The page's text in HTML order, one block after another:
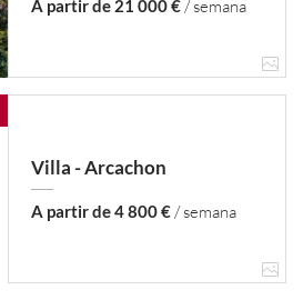
A partir de 21 000 €/ semana
Villa - Arcachon
A partir de 4 800 €/ semana